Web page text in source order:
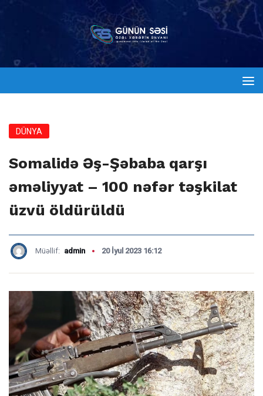
DÜNYA
Somalidə Əş-Şəbaba qarşı
əməliyyat – 100 nəfər təşkilat
üzvü öldürüldü
Müəllif: admin 20 İyul 2023 16:12